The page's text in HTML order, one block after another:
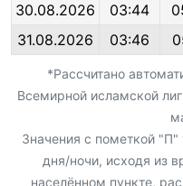
30.08.2026
03:44
31.08.2026
03:46
*Рассчитано
Всемирной исламской
Значения с пометкой "П"
дня/ночи, исходя из
населённом пункте,